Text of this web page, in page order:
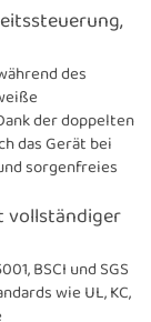
des
der doppelten
das Gerät bei
sorgenfreies
vollständiger
BSCI und SGS
wie UL, KC,